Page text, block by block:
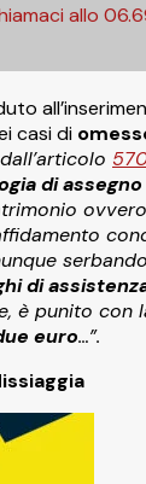
allo
casi di
di
ovvero
di
è punito con
euro…”.